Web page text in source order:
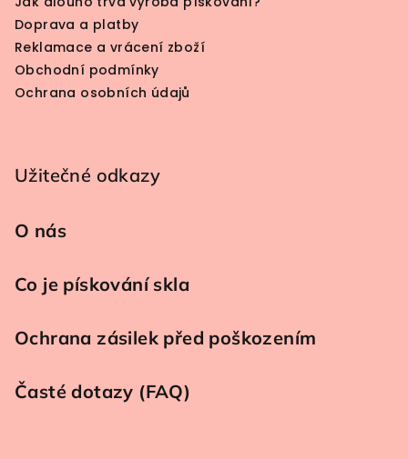
Doprava a platby
Reklamace a vrácení zboží
Obchodní podmínky
Ochrana osobních údajů
Užitečné odkazy
O nás
Co je pískování skla
Ochrana zásilek před poškozením
Časté dotazy (FAQ)